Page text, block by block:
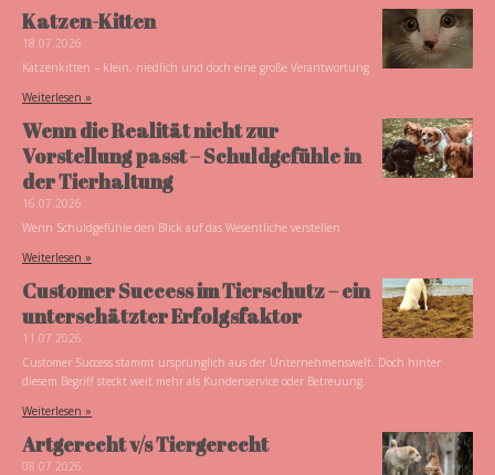
Katzen-Kitten
18.07.2026
Katzenkitten – klein, niedlich und doch eine große Verantwortung
Weiterlesen »
Wenn die Realität nicht zur
Vorstellung passt – Schuldgefühle in
der Tierhaltung
16.07.2026
Wenn Schuldgefühle den Blick auf das Wesentliche verstellen
Weiterlesen »
Customer Success im Tierschutz – ein
unterschätzter Erfolgsfaktor
11.07.2026
Customer Success stammt ursprünglich aus der Unternehmenswelt. Doch hinter
diesem Begriff steckt weit mehr als Kundenservice oder Betreuung.
Weiterlesen »
Artgerecht v/s Tiergerecht
08.07.2026